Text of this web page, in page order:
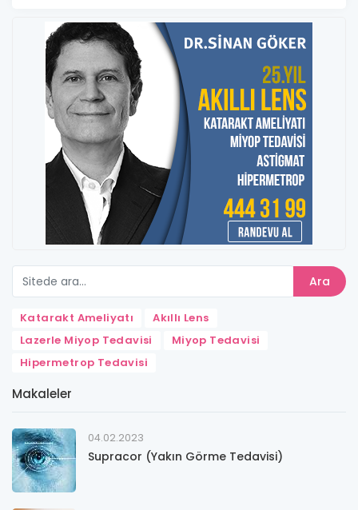
Ara
Katarakt Ameliyatı
Akıllı Lens
Lazerle Miyop Tedavisi
Miyop Tedavisi
Hipermetrop Tedavisi
Makaleler
04.02.2023
Supracor (Yakın Görme Tedavisi)